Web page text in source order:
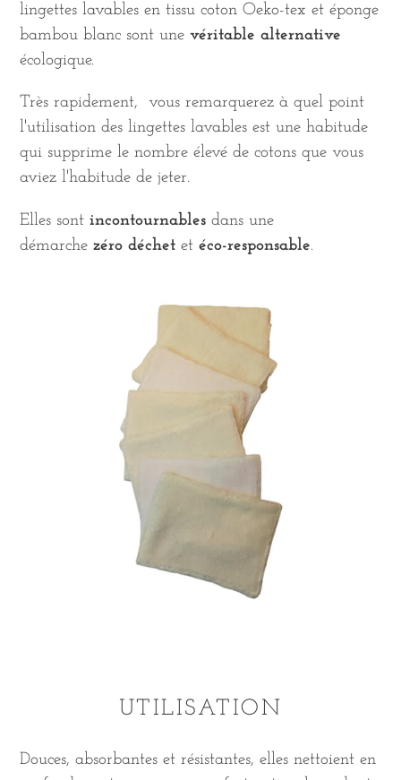
lingettes lavables en tissu coton Oeko-tex et éponge
bambou blanc sont une véritable alternative
écologique.
Très rapidement, vous remarquerez à quel point
l'utilisation des lingettes lavables est une habitude
qui supprime le nombre élevé de cotons que vous
aviez l'habitude de jeter.
Elles sont incontournables dans une
démarche zéro déchet et éco-responsable.
UTILISATION
Douces, absorbantes et résistantes, elles nettoient en